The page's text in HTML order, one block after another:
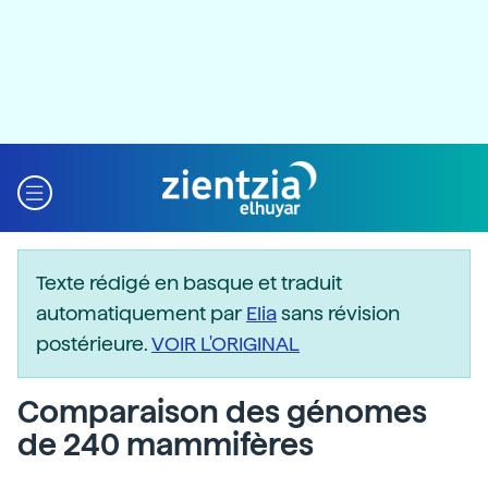
Texte rédigé en basque et traduit
automatiquement parEliasans révision
postérieure.VOIR L'ORIGINAL
Comparaison des génomes
de 240 mammifères